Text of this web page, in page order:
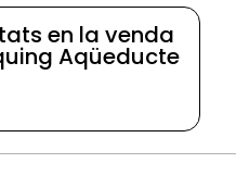
en la venda
Aqüeducte